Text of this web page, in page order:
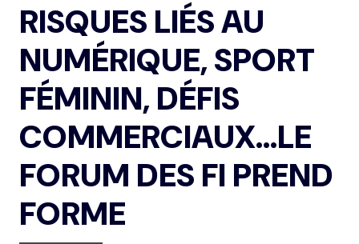
RISQUES LIÉS AU
NUMÉRIQUE, SPORT
FÉMININ, DÉFIS
COMMERCIAUX…LE
FORUM DES FI PREND
FORME